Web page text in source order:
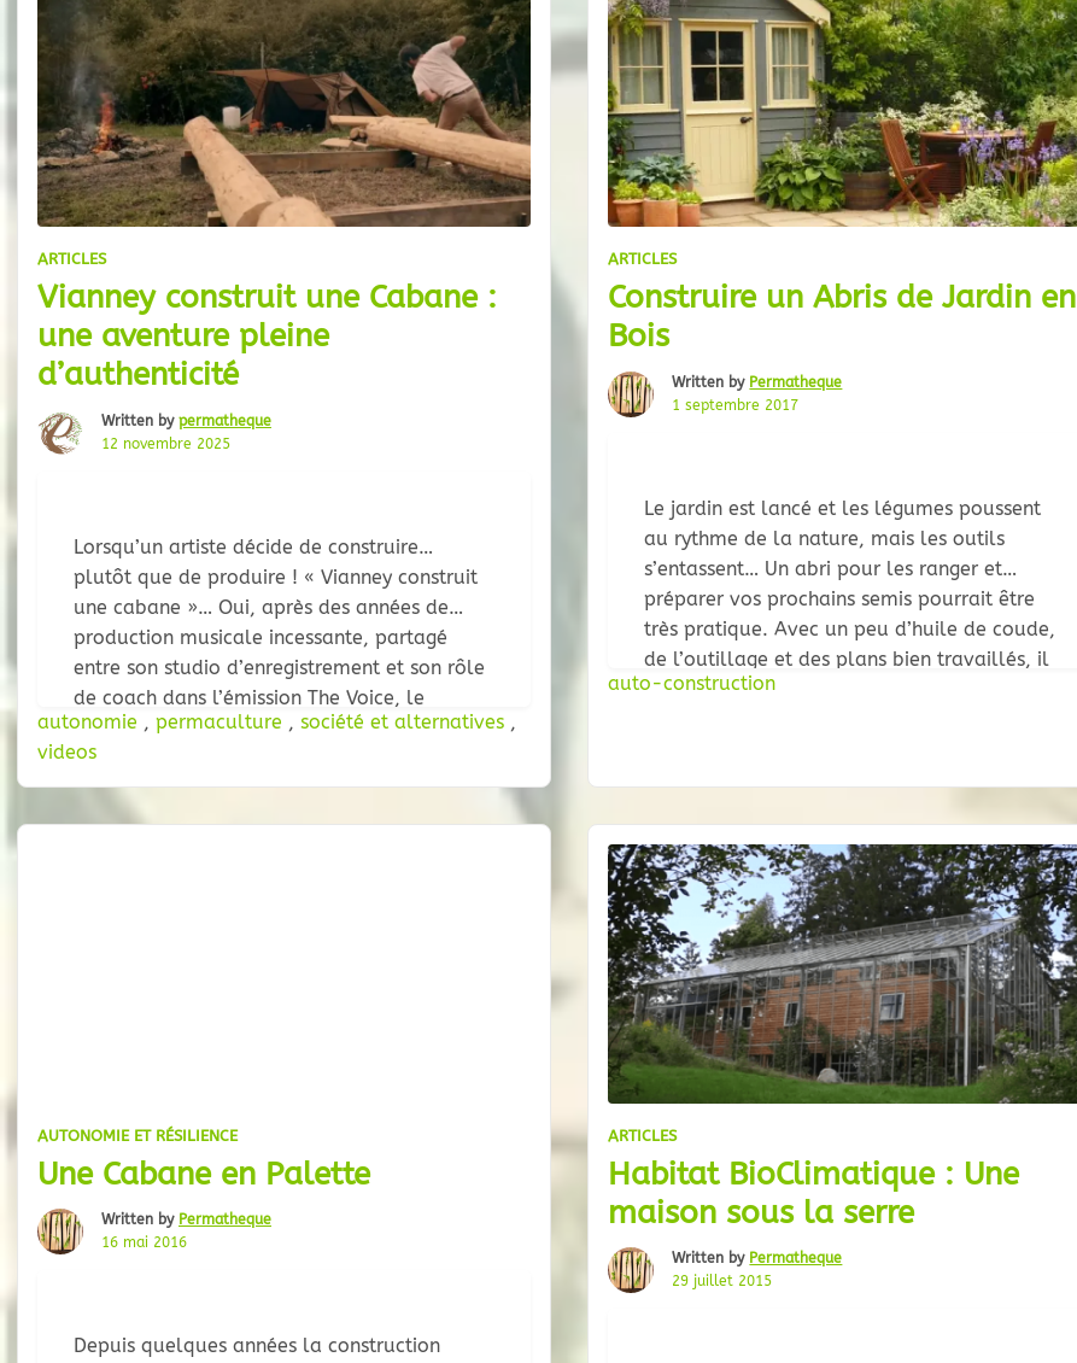
ARTICLES
Vianney construit une Cabane :
une aventure pleine
d’authenticité
Written by permatheque
12 novembre 2025
Lorsqu’un artiste décide de construire…
plutôt que de produire ! « Vianney construit
une cabane »… Oui, après des années de
production musicale incessante, partagé
entre son studio d’enregistrement et son rôle
de coach dans l’émission The Voice, le
chanteur Vianney a pris une décision radicale
: mettre en pause sa carrière au sommet de
sa notoriété
autonomie , permaculture , société et alternatives ,
videos
ARTICLES
Construire un Abris de Jardin en
Bois
Written by Permatheque
1 septembre 2017
Le jardin est lancé et les légumes poussent
au rythme de la nature, mais les outils
s’entassent… Un abri pour les ranger et
préparer vos prochains semis pourrait être
très pratique. Avec un peu d’huile de coude,
de l’outillage et des plans bien travaillés, il
est tout à fait possible de réaliser soi-même
auto-construction
AUTONOMIE ET RÉSILIENCE
Une Cabane en Palette
Written by Permatheque
16 mai 2016
Depuis quelques années la construction
ARTICLES
Habitat BioClimatique : Une
maison sous la serre
Written by Permatheque
29 juillet 2015